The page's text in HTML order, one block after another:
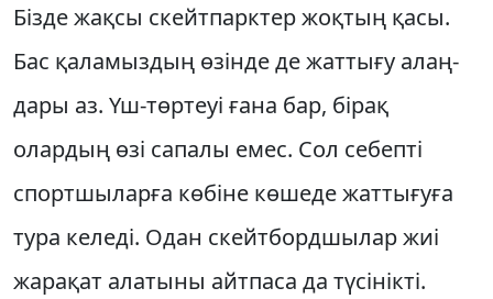
Бізде жақсы скейтпарктер жоқ­тың қасы.
Бас қа­­­ламыздың өзінде де жат­тығу алаң­
дары аз. Үш-төр­теуі ғана бар, бірақ
олардың өзі сапалы емес. Сол се­беп­ті
спорт­шы­лар­ға көбіне көшеде жат­тығуға
тура келеді. Одан скейтбордшылар жиі
жарақат алатыны айтпаса да түсінікті.